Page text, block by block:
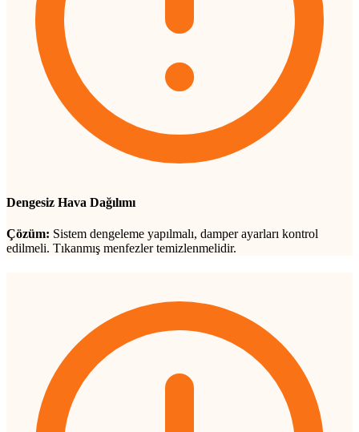
Dengesiz Hava Dağılımı
Çözüm: Sistem dengeleme yapılmalı, damper ayarları kontrol
edilmeli. Tıkanmış menfezler temizlenmelidir.